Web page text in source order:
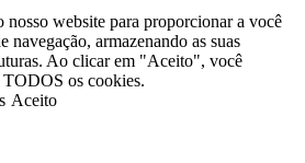
website para proporcionar a você
navegação, armazenando as suas
Ao clicar em "Aceito", você
TODOS os cookies.
Aceito